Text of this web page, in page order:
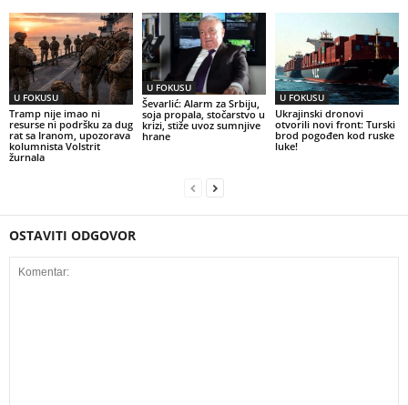
U FOKUSU
Tramp nije imao ni
resurse ni podršku za dug
rat sa Iranom, upozorava
kolumnista Volstrit
žurnala
U FOKUSU
Ševarlić: Alarm za Srbiju,
soja propala, stočarstvo u
krizi, stiže uvoz sumnjive
hrane
U FOKUSU
Ukrajinski dronovi
otvorili novi front: Turski
brod pogođen kod ruske
luke!
OSTAVITI ODGOVOR